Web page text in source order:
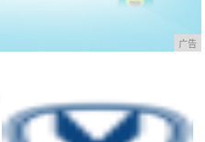
广告